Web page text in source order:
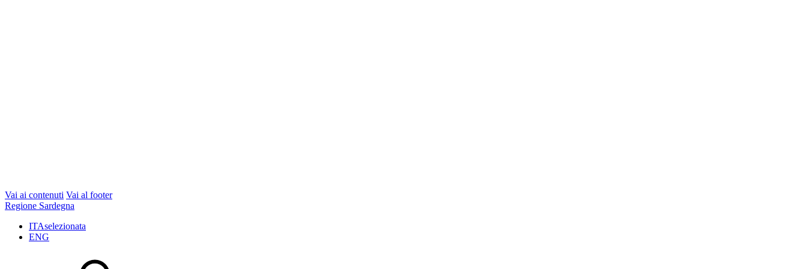
Vai ai contenuti Vai al footer
Regione Sardegna
ITAselezionata
ENG